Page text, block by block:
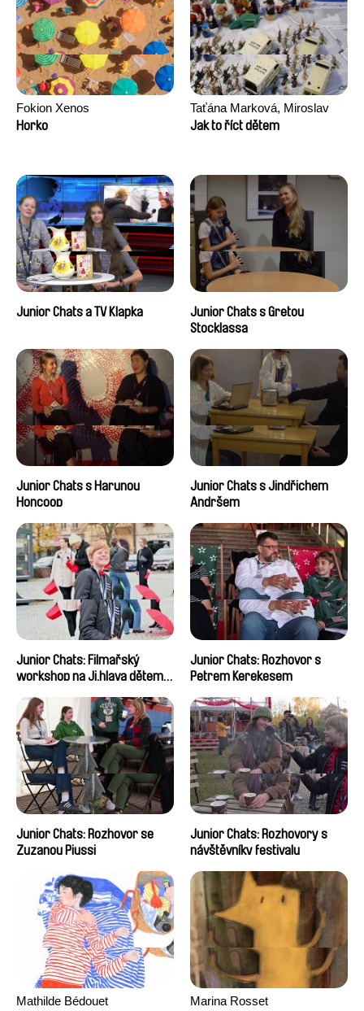
Fokion Xenos
Horko
Taťána Marková, Miroslav
Trejtnar
Jak to říct dětem
Junior Chats a TV Klapka
Junior Chats s Gretou
Stocklassa
Junior Chats s Harunou
Honcoop
Junior Chats s Jindřichem
Andršem
Junior Chats: Filmařský
workshop na Ji.hlava dětem
Junior Chats: Rozhovor s
Petrem Kerekesem
Junior Chats: Rozhovor se
Zuzanou Piussi
Junior Chats: Rozhovory s
návštěvníky festivalu
Mathilde Bédouet
Marina Rosset